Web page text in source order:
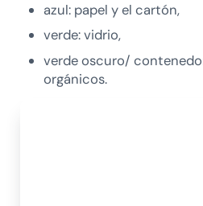
azul: papel y el cartón,
verde: vidrio,
verde oscuro/
orgánicos.